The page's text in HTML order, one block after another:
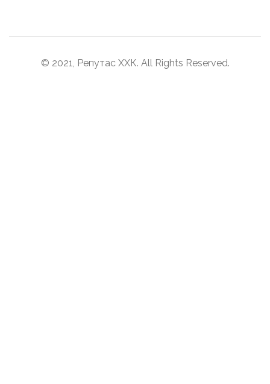
© 2021, Репутас ХХК. All Rights Reserved.